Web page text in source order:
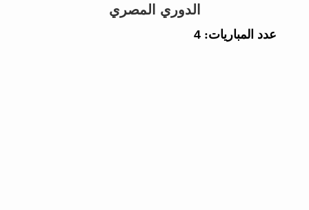
الدوري المصري
عدد المباريات:4